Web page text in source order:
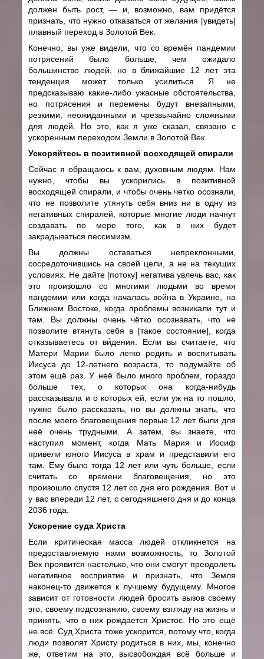
должен быть рост, — и, возможно, вам придётся
признать, что нужно отказаться от желания [увидеть]
плавный переход в Золотой Век.
Конечно, вы уже видели, что со времён пандемии
потрясений было больше, чем ожидало
большинство людей, но в ближайшие 12 лет эта
тенденция может только усилиться. Я не
предсказываю какие-либо ужасные обстоятельства,
но потрясения и перемены будут внезапными,
резкими, неожиданными и чрезвычайно сложными
для людей. Но это, как я уже сказал, связано с
ускоренным переходом Земли в Золотой Век.
Ускоряйтесь в позитивной восходящей спирали
Сейчас я обращаюсь к вам, духовным людям. Нам
нужно, чтобы вы ускорились в позитивной
восходящей спирали, и чтобы очень четко осознали,
что не позволите утянуть себя вниз ни в одну из
негативных спиралей, которые многие люди начнут
создавать по мере того, как в них будет
закрадываться пессимизм.
Вы должны оставаться непреклонными,
сосредоточившись на своей цели, а не на текущих
условиях.
Не дайте [потоку] негатива увлечь вас, как
это произошло со многими людьми во время
пандемии или когда началась война в Украине, на
Ближнем Востоке, когда проблемы возникали тут и
там. Вы должны очень чётко осознавать, что не
позволите втянуть себя в [такое состояние], когда
отказываетесь от ви́дения. Если вы считаете, что
Матери Марии было легко родить и воспитывать
Иисуса до 12-летнего возраста, то подумайте об
этом ещё раз. У неё было много проблем, гораздо
больше тех, о которых она когда-нибудь
рассказывала и о которых ей, если уж на то пошло,
нужно было рассказать, но вы должны знать, что
после моего благовещения первые 12 лет были для
неё очень трудными. А затем, вы знаете, что
наступил момент, когда Мать Мария и Иосиф
привели юного Иисуса в храм и представили его
там. Ему было тогда 12 лет или чуть больше, если
считать со времени благовещения, но это
произошло спустя 12 лет со дня его рождения. Вот и
у вас впереди 12 лет, с сегодняшнего дня и до конца
2036 года.
Ускорение суда Христа
Если критическая масса людей откликнется на
предоставляемую нами возможность, то Золотой
Век проявится настолько, что они смогут преодолеть
негативное восприятие и признать, что Земля
наконец-то движется к лучшему будущему. Многое
зависит от готовности людей бросить вызов своему
эго, своему подсознанию, своему взгляду на жизнь и
принять, что в них рождается Христос. Но это ещё
не всё. Суд Христа тоже ускорится, потому что, когда
люди позволят Христу родиться в них, мы, конечно
же, ответим на это, высвобождая всё больше и